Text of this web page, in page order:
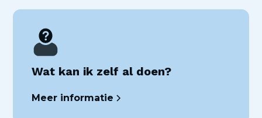
Wat kan ik zelf al doen?
Meer informatie